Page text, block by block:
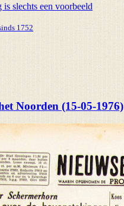
slechts een voorbeeld
1752
Noorden (15-05-1976)